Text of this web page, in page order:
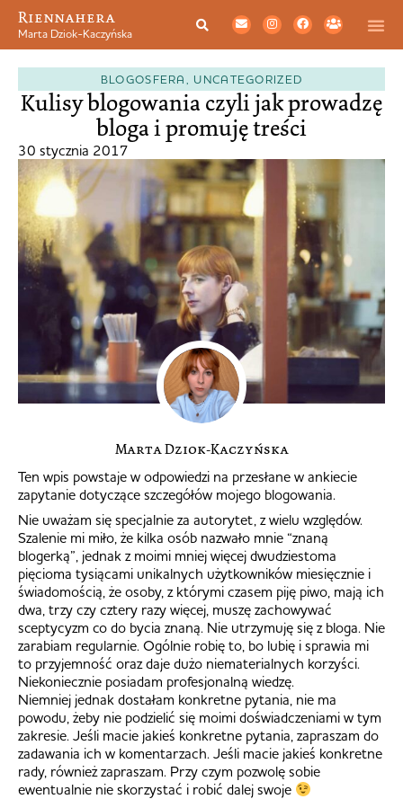
Riennahera
Marta Dziok-Kaczyńska
BLOGOSFERA UNCATEGORIZED
Kulisy blogowania czyli jak prowadzę
bloga i promuję treści
30 stycznia 2017
Marta Dziok-Kaczyńska
Ten wpis powstaje w odpowiedzi na przesłane w ankiecie
zapytanie dotyczące szczegółów mojego blogowania.
Nie uważam się specjalnie za autorytet, z wielu względów.
Szalenie mi miło, że kilka osób nazwało mnie “znaną
blogerką”, jednak z moimi mniej więcej dwudziestoma
pięcioma tysiącami unikalnych użytkowników miesięcznie i
świadomością, że osoby, z którymi czasem piję piwo, mają ich
dwa, trzy czy cztery razy więcej, muszę zachowywać
sceptycyzm co do bycia znaną. Nie utrzymuję się z bloga. Nie
zarabiam regularnie. Ogólnie robię to, bo lubię i sprawia mi
to przyjemność oraz daje dużo niematerialnych korzyści.
Niekoniecznie posiadam profesjonalną wiedzę.
Niemniej jednak dostałam konkretne pytania, nie ma
powodu, żeby nie podzielić się moimi doświadczeniami w tym
zakresie. Jeśli macie jakieś konkretne pytania, zapraszam do
zadawania ich w komentarzach. Jeśli macie jakieś konkretne
rady, również zapraszam. Przy czym pozwolę sobie
ewentualnie nie skorzystać i robić dalej swoje